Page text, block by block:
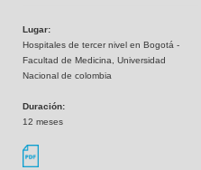
Lugar:
Hospitales de tercer nivel en Bogotá -
Facultad de Medicina, Universidad
Nacional de colombia
Duración:
12 meses